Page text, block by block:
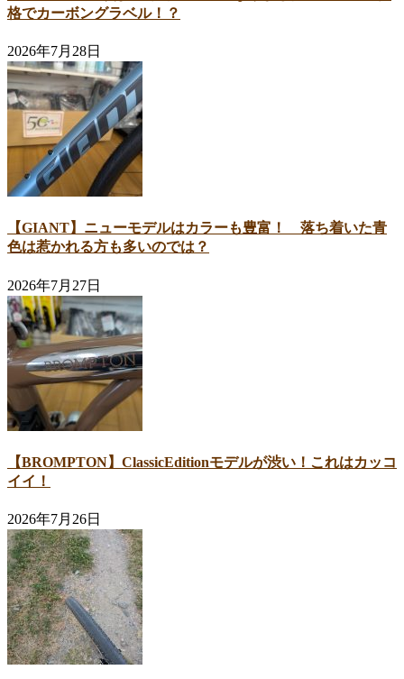
格でカーボングラベル！？
2026年7月28日
【GIANT】ニューモデルはカラーも豊富！ 落ち着いた青
色は惹かれる方も多いのでは？
2026年7月27日
【BROMPTON】ClassicEditionモデルが渋い！これはカッコ
イイ！
2026年7月26日